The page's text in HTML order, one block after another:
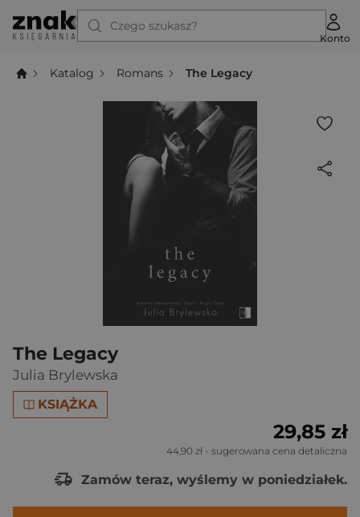
Czego szukasz?
Konto
Katalog Romans The Legacy
The Legacy
Julia Brylewska
KSIĄŻKA
29,85 zł
44,90 zł - sugerowana cena detaliczna
Zamów teraz, wyślemy w poniedziałek.